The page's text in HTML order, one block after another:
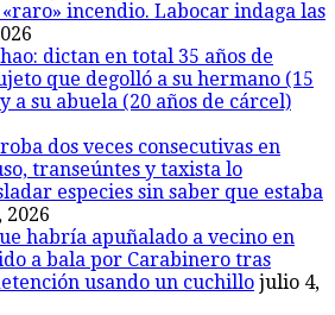
incendio. Labocar indaga las
dictan en total 35 años de
que degolló a su hermano (15
a su abuela (20 años de cárcel)
dos veces consecutivas en
transeúntes y taxista lo
especies sin saber que estaba
2026
habría apuñalado a vecino en
a bala por Carabinero tras
usando un cuchillo julio 4,